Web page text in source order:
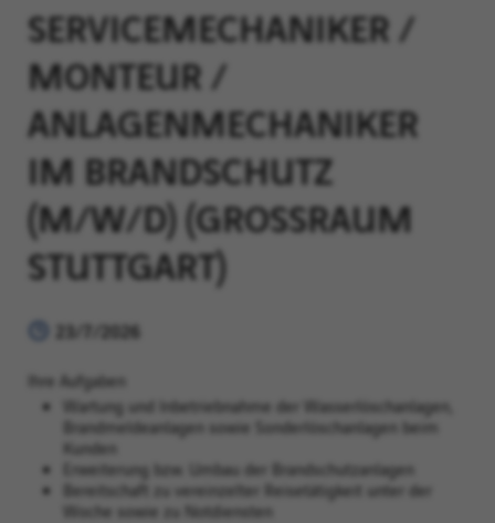
SERVICEMECHANIKER /
MONTEUR /
ANLAGENMECHANIKER
IM BRANDSCHUTZ
(M/W/D) (GROSSRAUM S
TUTTGART)
23/7/2026
Ihre Aufgaben
Wartung und Inbetriebnahme der Wasserlöschanlagen,
Brandmeldeanlagen sowie Sonderlöschanlagen beim
Kunden
Erweiterung bzw. Umbau der Brandschutzanlagen
Bereitschaft zu vereinzelter Reisetätigkeit unter der
Woche sowie zu Notdiensten